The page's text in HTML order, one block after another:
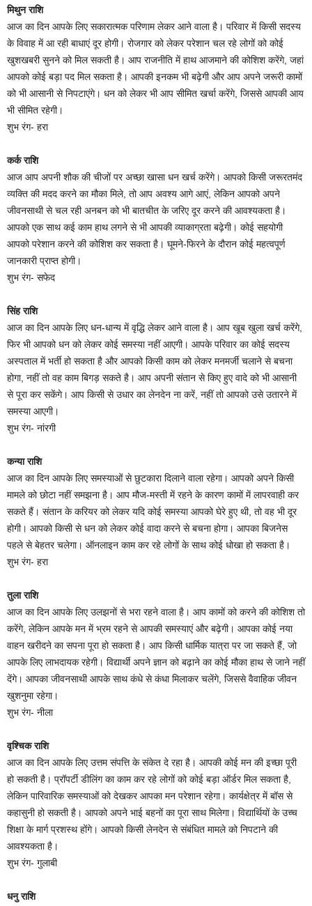
मिथुन राशि
आज का दिन आपके लिए सकारात्मक परिणाम लेकर आने वाला है। परिवार में किसी सदस्य
के विवाह में आ रही बाधाएं दूर होगी। रोजगार को लेकर परेशान चल रहे लोगों को कोई
खुशखबरी सुनने को मिल सकती है। आप राजनीति में हाथ आजमाने की कोशिश करेंगे, जहां
आपको कोई बड़ा पद मिल सकता है। आपकी इनकम भी बढ़ेगी और आप अपने जरूरी कामों
को भी आसानी से निपटाएंगे। धन को लेकर भी आप सीमित खर्चा करेंगे, जिससे आपकी आय
भी सीमित रहेगी।
शुभ रंग- हरा
कर्क राशि
आज आप अपनी शौक की चीजों पर अच्छा खासा धन खर्च करेंगे। आपको किसी जरूरतमंद
व्यक्ति की मदद करने का मौका मिले, तो आप अवश्य आगे आएं, लेकिन आपको अपने
जीवनसाथी से चल रही अनबन को भी बातचीत के जरिए दूर करने की आवश्यकता है।
आपको एक साथ कई काम हाथ लगने से भी आपकी व्याकाग्रता बढ़ेगी। कोई सहयोगी
आपको परेशान करने की कोशिश कर सकता है। घूमने-फिरने के दौरान कोई महत्वपूर्ण
जानकारी प्राप्त होगी।
शुभ रंग- सफेद
सिंह राशि
आज का दिन आपके लिए धन-धान्य में वृद्धि लेकर आने वाला है। आप खूब खुला खर्च करेंगे,
फिर भी आपको धन को लेकर कोई समस्या नहीं आएगी। आपके परिवार का कोई सदस्य
अस्पताल में भर्ती हो सकता है और आपको किसी काम को लेकर मनमर्जी चलाने से बचना
होगा, नहीं तो वह काम बिगड़ सकते है। आप अपनी संतान से किए हुए वादे को भी आसानी
से पूरा कर सकेंगे। आप किसी से उधार का लेनदेन ना करें, नहीं तो आपको उसे उतारने में
समस्या आएगी।
शुभ रंग- नांरगी
कन्या राशि
आज का दिन आपके लिए समस्याओं से छुटकारा दिलाने वाला रहेगा। आपको अपने किसी
मामले को छोटा नहीं समझना है। आप मौज-मस्ती में रहने के कारण कामों में लापरवाही कर
सकते हैं। संतान के करियर को लेकर यदि कोई समस्या आपको घेरे हुए थी, तो वह भी दूर
होगी। आपको किसी से धन को लेकर कोई वादा करने से बचना होगा। आपका बिजनेस
पहले से बेहतर चलेगा। ऑनलाइन काम कर रहे लोगों के साथ कोई धोखा हो सकता है।
शुभ रंग- हरा
तुला राशि
आज का दिन आपके लिए उलझनों से भरा रहने वाला है। आप कामों को करने की कोशिश तो
करेंगे, लेकिन आपके मन में भ्रम रहने से आपकी समस्याएं और बढ़ेगी। आपका कोई नया
वाहन खरीदने का सपना पूरा हो सकता है। आप किसी धार्मिक यात्रा पर जा सकते हैं, जो
आपके लिए लाभदायक रहेगी। विद्यार्थी अपने ज्ञान को बढ़ाने का कोई मौका हाथ से जाने नहीं
देंगे। आपका जीवनसाथी आपके साथ कंधे से कंधा मिलाकर चलेंगे, जिससे वैवाहिक जीवन
खुशनुमा रहेगा।
शुभ रंग- नीला
वृश्चिक राशि
आज का दिन आपके लिए उत्तम संपत्ति के संकेत दे रहा है। आपकी कोई मन की इच्छा पूरी
हो सकती है। प्रॉपर्टी डीलिंग का काम कर रहे लोगों को कोई बड़ा ऑर्डर मिल सकता है,
लेकिन पारिवारिक समस्याओं को देखकर आपका मन परेशान रहेगा। कार्यक्षेत्र में बॉस से
कहासुनी हो सकती है। आपको अपने भाई बहनों का पूरा साथ मिलेगा। विद्यार्थियों के उच्च
शिक्षा के मार्ग प्रशस्थ होंगे। आपको किसी लेनदेन से संबंधित मामले को निपटाने की
आवश्यकता है।
शुभ रंग- गुलाबी
धनु राशि